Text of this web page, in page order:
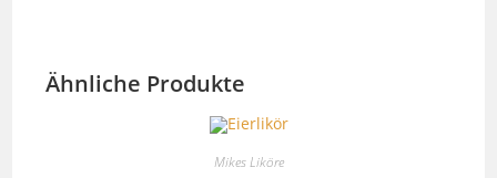
Ähnliche Produkte
Mikes Liköre